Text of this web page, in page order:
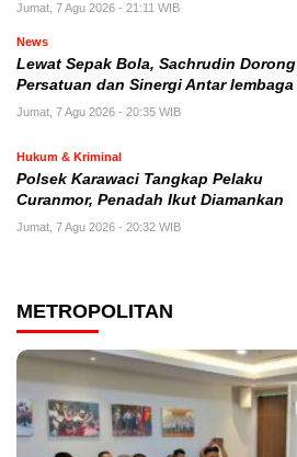
Jumat, 7 Agu 2026 - 21:11 WIB
News
Lewat Sepak Bola, Sachrudin Dorong
Persatuan dan Sinergi Antar lembaga
Jumat, 7 Agu 2026 - 20:35 WIB
Hukum & Kriminal
Polsek Karawaci Tangkap Pelaku
Curanmor, Penadah Ikut Diamankan
Jumat, 7 Agu 2026 - 20:32 WIB
METROPOLITAN